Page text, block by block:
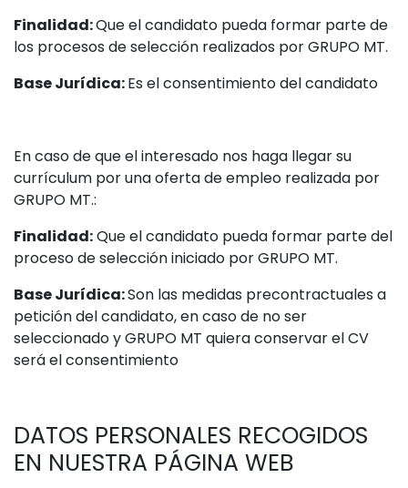
Finalidad:Que el candidato pueda formar parte de
los procesos de selección realizados por GRUPO MT.
Base Jurídica:Es el consentimiento del candidato
En caso de que el interesado nos haga llegar su
currículum por una oferta de empleo realizada por
GRUPO MT.:
Finalidad:Que el candidato pueda formar parte del
proceso de selección iniciado por GRUPO MT.
Base Jurídica:Son las medidas precontractuales a
petición del candidato, en caso de no ser
seleccionado y GRUPO MT quiera conservar el CV
será el consentimiento
DATOS PERSONALES RECOGIDOS
EN NUESTRA PÁGINA WEB